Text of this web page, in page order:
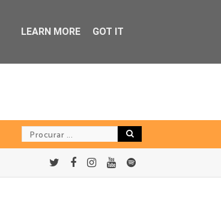
LEARN MORE GOT IT